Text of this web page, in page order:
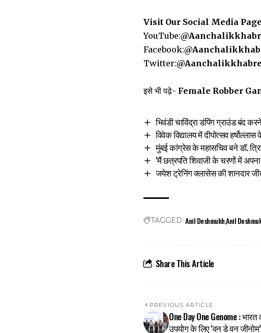
Visit Our Social Media
YouTube:
Facebook:
Twitter:@Aanchalikkhabre
इसे भी पढ़े- Female Robber Gang :
भिवंडी चाविंद्रा डंपिंग ग्राउंड बंद
विवेक विद्यालय में दीपोत्सव
मुंबई कांग्रेस के महासचिव बने डॉ.
‘मैं छत्रपति शिवाजी के चरणों में अपना
जयेश ट्रेनिंग क्लासेस की शानदार
TAGGED: Anil DeshmukhAnil
Share This Article
PREVIOUS ARTICLE
One Day One Genome : भारत
उपयोग के लिए ‘वन डे वन